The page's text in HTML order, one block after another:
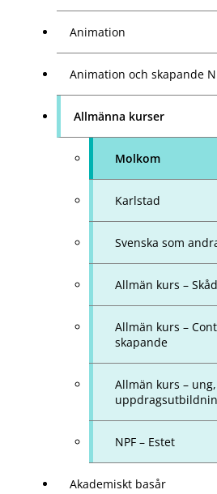
Animation
Animation och skapande
Allmänna kurser
Molkom
Karlstad
Svenska som
Allmän kurs –
Allmän kurs –
skapande
Allmän kurs – ung,
NPF – Estet
Akademiskt basår